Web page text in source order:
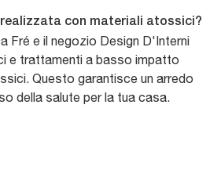
realizzata con materiali atossici?
Fré e il negozio Design D'Interni
e trattamenti a basso impatto
Questo garantisce un arredo
della salute per la tua casa.